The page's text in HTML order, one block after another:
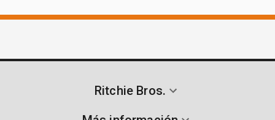
Ritchie Bros.